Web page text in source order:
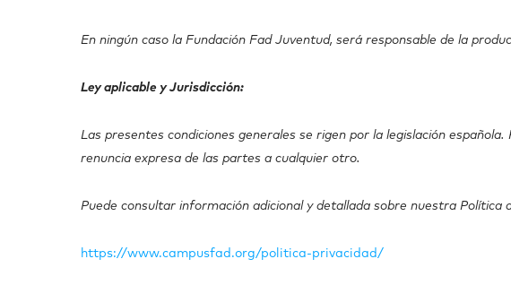
En ningún caso la Fundación Fad Juventud, será responsable de la
Ley aplicable y Jurisdicción:
Las presentes condiciones generales se rigen por la legislación
renuncia expresa de las partes a cualquier otro.
Puede consultar información adicional y detallada sobre nuestra Política
https://www.campusfad.org/politica-privacidad/